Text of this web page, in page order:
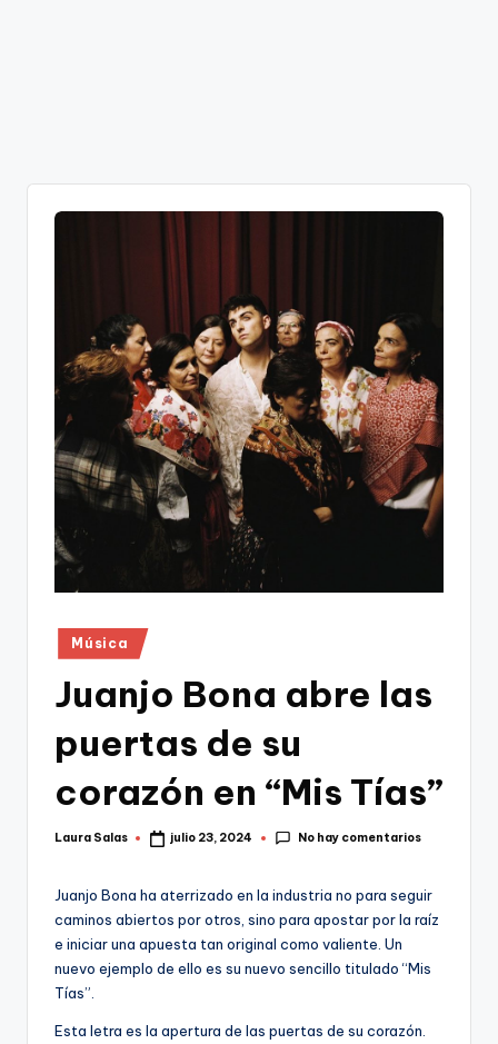
Publicado
en
Música
Juanjo Bona abre las
puertas de su
corazón en “Mis Tías”
Publicado
Laura Salas julio 23, 2024 No hay comentarios
Juanjo Bona ha aterrizado en la industria no para seguir
caminos abiertos por otros, sino para apostar por la raíz
e iniciar una apuesta tan original como valiente. Un
nuevo ejemplo de ello es su nuevo sencillo titulado “Mis
Tías”.
Esta letra es la apertura de las puertas de su corazón.